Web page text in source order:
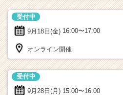
9月18日(金) 16:00〜17:00
受付中
オンライン開催
9月28日(月) 15:00〜16:00
受付中